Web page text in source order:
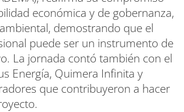
económica y de gobernanza,
demostrando que el
puede ser un instrumento de
La jornada contó también con el
Energía, Quimera Infinita y
que contribuyeron a hacer